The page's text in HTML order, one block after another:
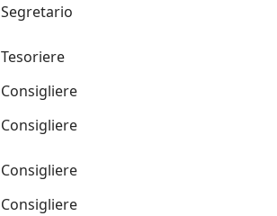
Segretario
Tesoriere
Consigliere
Consigliere
Consigliere
Consigliere